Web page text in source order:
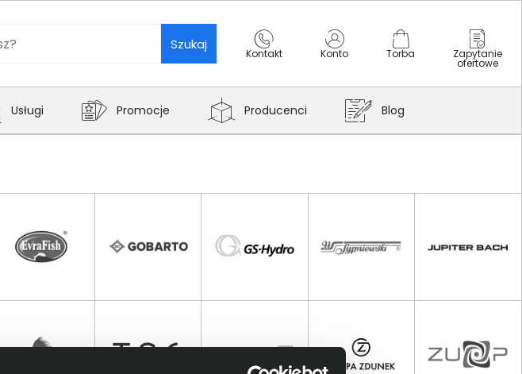
Szukaj
Kontakt Konto Torba Zapytanie
ofertowe
Usługi Promocje Producenci Blog